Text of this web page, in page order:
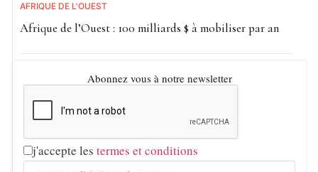
AFRIQUE DE L'OUEST
Afrique de l’Ouest : 100 milliards $ à mobiliser par an
Abonnez vous à notre newsletter
j'accepte les termes et conditions